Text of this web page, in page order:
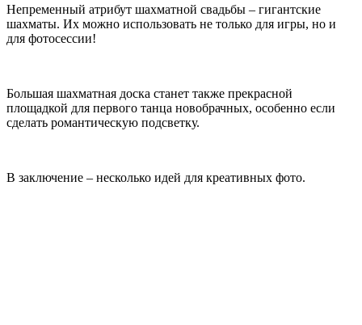
Непременный атрибут шахматной свадьбы – гигантские
шахматы. Их можно использовать не только для игры, но и
для фотосессии!
Большая шахматная доска станет также прекрасной
площадкой для первого танца новобрачных, особенно если
сделать романтическую подсветку.
В заключение – несколько идей для креативных фото.